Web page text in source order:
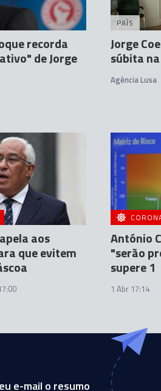
recorda
de Jorge
PAÍS
Jorge
súbita
Agência Lusa
aos
que evitem
António
"serão
supere 1
1 Abr 17:14
e-mail o resumo